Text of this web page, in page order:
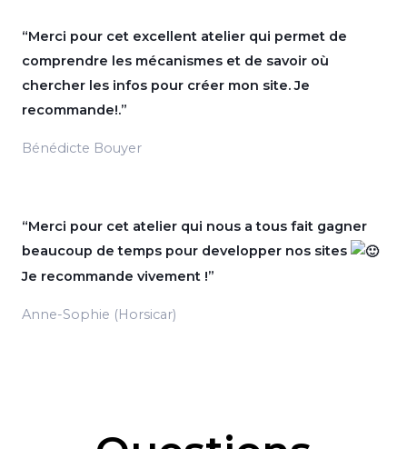
“Merci pour cet excellent atelier qui permet de
comprendre les mécanismes et de savoir où
chercher les infos pour créer mon site. Je
recommande!.”
Bénédicte Bouyer
“Merci pour cet atelier qui nous a tous fait gagner
beaucoup de temps pour developper nos sites
Je recommande vivement !”
Anne-Sophie (Horsicar)